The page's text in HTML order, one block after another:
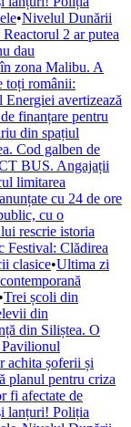
•Nivelul Dunării
2 ar putea
dau
zona Malibu. A
toți românii:
avertizează
finanțare pentru
din spațiul
Cod galben de
BUS. Angajații
limitarea
cu 24 de ore
cu o
rescrie istoria
Clădirea
clasice•Ultima zi
•Trei școli din
din
din Siliștea. O
Pavilionul
achita șoferii și
planul pentru criza
fi afectate de
lanțuri! Poliția